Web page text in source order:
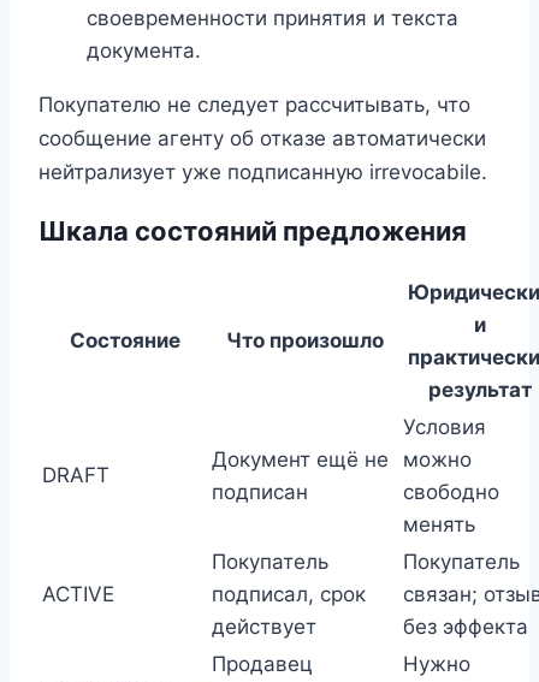
своевременности принятия и текста
документа.
Покупателю не следует рассчитывать, что
сообщение агенту об отказе автоматически
нейтрализует уже подписанную irrevocabile.
Шкала состояний предложения
Состояние Что произошло
и
результат
DRAFT
Документ ещё не
подписан
Условия
можно
свободно
менять
ACTIVE
Покупатель
подписал, срок
действует
Покупатель
связан;
без эффекта
Продавец
Нужно